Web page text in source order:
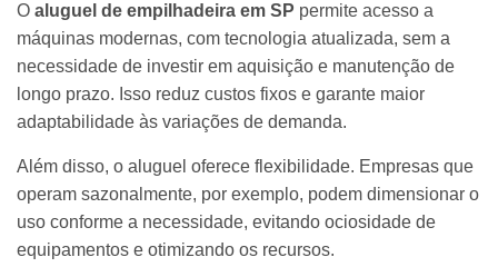
O aluguel de empilhadeira em SP permite acesso a
máquinas modernas, com tecnologia atualizada, sem a
necessidade de investir em aquisição e manutenção de
longo prazo. Isso reduz custos fixos e garante maior
adaptabilidade às variações de demanda.
Além disso, o aluguel oferece flexibilidade. Empresas que
operam sazonalmente, por exemplo, podem dimensionar o
uso conforme a necessidade, evitando ociosidade de
equipamentos e otimizando os recursos.